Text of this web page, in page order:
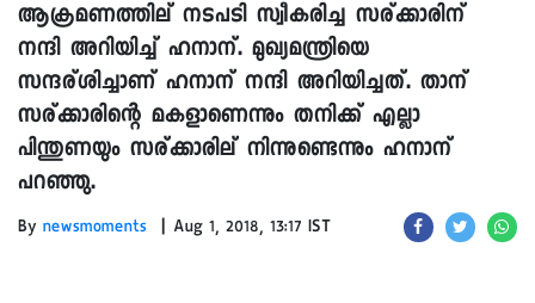
ആക്രമണത്തില് നടപടി സ്വീകരിച്ച സര്ക്കാരിന്
നന്ദി അറിയിച്ച് ഹനാന്. മുഖ്യമന്ത്രിയെ
സന്ദര്ശിച്ചാണ് ഹനാന് നന്ദി അറിയിച്ചത്. താന്
സര്ക്കാരിന്റെ മകളാണെന്നും തനിക്ക് എല്ലാ
പിന്തുണയും സര്ക്കാരില് നിന്നുണ്ടെന്നും ഹനാന്
പറഞ്ഞു.
By newsmoments | Aug 1, 2018, 13:17 IST